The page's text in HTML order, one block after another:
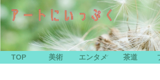
TOP 美術 エンタメ 茶道